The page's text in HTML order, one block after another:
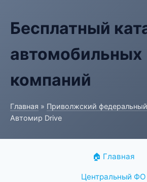
Бесплатный
автомобильных
компаний
Главная » Приволжский
Автомир Drive
🏠 Главная
Центральный ФО